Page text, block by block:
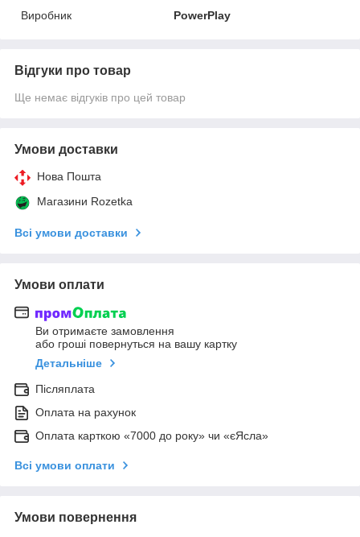
Виробник
PowerPlay
Відгуки про товар
Ще немає відгуків про цей товар
Умови доставки
Нова Пошта
Магазини Rozetka
Всі умови доставки
Умови оплати
Ви отримаєте замовлення
або гроші повернуться на вашу картку
Детальніше
Післяплата
Оплата на рахунок
Оплата карткою «7000 до року» чи «єЯсла»
Всі умови оплати
Умови повернення